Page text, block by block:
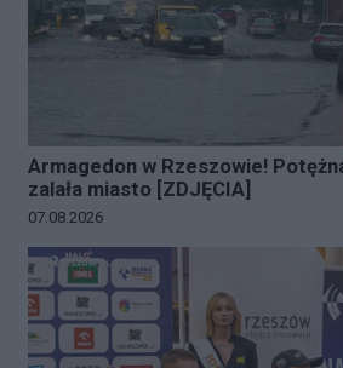
Armagedon w Rzeszowie!
zalała miasto [ZDJĘCIA]
Data dodania galerii:
07.08.2026